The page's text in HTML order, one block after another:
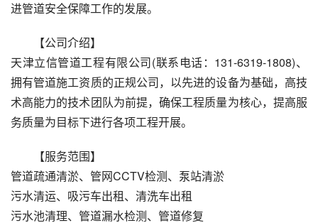
进管道安全保障工作的发展。
【公司介绍】
天津立信管道工程有限公司(联系电话：131-6319-1808)、
拥有管道施工资质的正规公司，以先进的设备为基础，高技
术高能力的技术团队为前提，确保工程质量为核心，提高服
务质量为目标下进行各项工程开展。
【服务范围】
管道疏通清淤、管网CCTV检测、泵站清淤
污水清运、吸污车出租、清洗车出租
污水池清理、管道漏水检测、管道修复